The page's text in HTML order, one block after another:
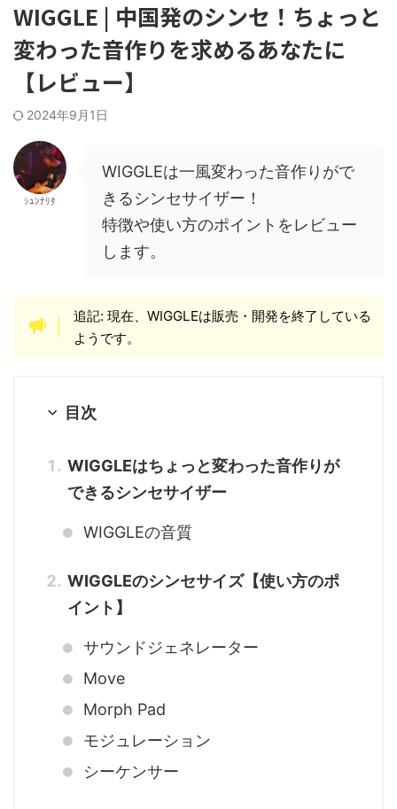
WIGGLE | 中国発のシンセ！ちょっと
変わった音作りを求めるあなたに
【レビュー】
2024年9月1日
ｼｭﾝﾅﾘﾀ
WIGGLEは一風変わった音作りがで
きるシンセサイザー！
特徴や使い方のポイントをレビュー
します。
追記: 現在、WIGGLEは販売・開発を終了している
ようです。
目次
WIGGLEはちょっと変わった音作りが
できるシンセサイザー
WIGGLEの音質
WIGGLEのシンセサイズ【使い方のポ
イント】
サウンドジェネレーター
Move
Morph Pad
モジュレーション
シーケンサー